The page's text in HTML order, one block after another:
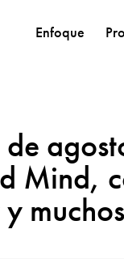
Enfoque
Mind,